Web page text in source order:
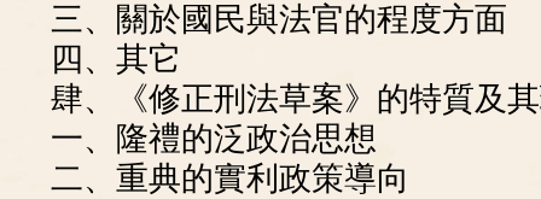
三、關於國民與法官的程度方面
四、其它
肆、《修正刑法草案》的特質及
一、隆禮的泛政治思想
二、重典的實利政策導向